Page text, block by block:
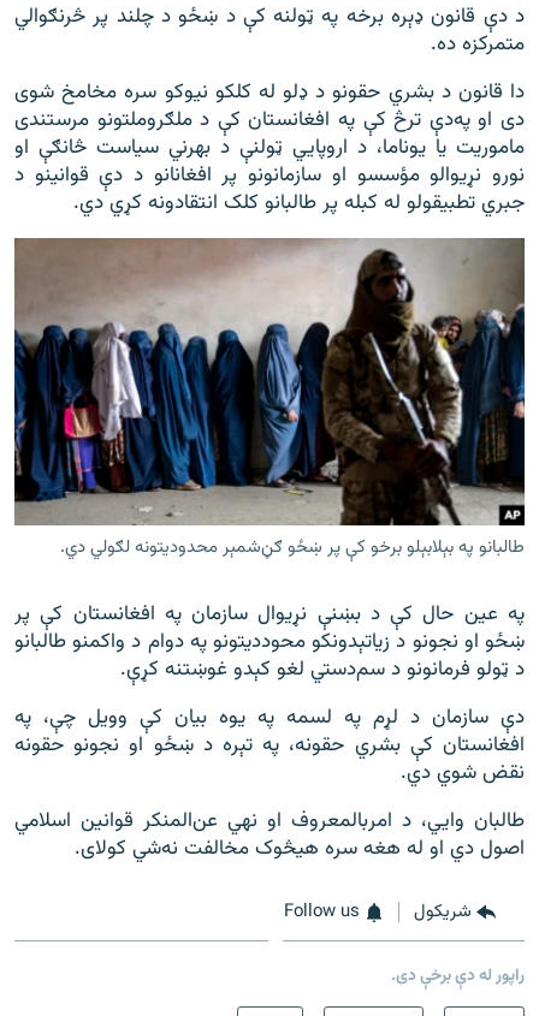
د دې قانون ډېره برخه په ټولنه کې د ښځو د چلند پر څرنګوالي
متمرکزه ده.
دا قانون د بشري حقونو د ډلو له کلکو نیوکو سره مخامخ شوی
دی او په‌دې ترڅ کې په افغانستان کې د ملګروملتونو مرستندی
ماموریت یا یوناما، د اروپايي ټولنې د بهرني سیاست څانګې او
نورو نړیوالو مؤسسو او سازمانونو پر افغانانو د دې قوانینو د
جبري تطبیقولو له کبله پر طالبانو کلک انتقادونه کړي دي.
طالبانو په بېلابېلو برخو کې پر ښځو ګڼ‌شمېر محدوديتونه لګولي دي.
په عین حال کې د بښنې نړیوال سازمان په افغانستان کې پر
ښځو او نجونو د زیاتېدونکو محوددیتونو په دوام د واکمنو طالبانو
د ټولو فرمانونو د سم‌دستي لغو کېدو غوښتنه کړې.
دې سازمان د لړم په لسمه په یوه بیان کې وویل چې، په
افغانستان کې بشري حقونه، په تېره د ښځو او نجونو حقونه
نقض شوي دي.
طالبان وايي، د امربالمعروف او نهي عن‌‌‌المنکر قوانین اسلامي
اصول دي او له هغه سره هيڅوک مخالفت نه‌شي کولای.
شريکول Follow us
راپور له دې برخې دی.